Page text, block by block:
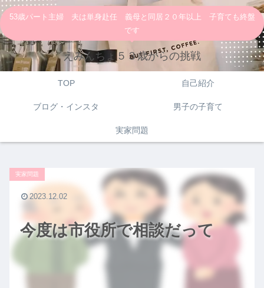
53歳パート主婦 夫は単身赴任 義母と同居２０年以上 子育ても終盤
です
えみんちょ５３歳からの挑戦
TOP 自己紹介
ブログ・インスタ 男子の子育て
実家問題
今度は市役所で相談だって
実家問題
2023.12.02